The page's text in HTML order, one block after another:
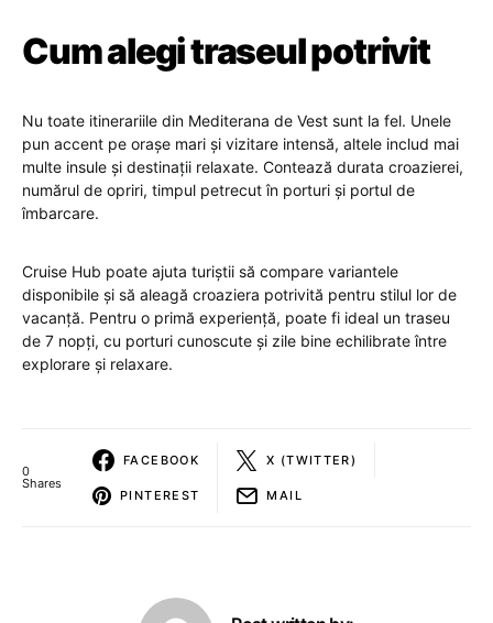
Cum alegi traseul potrivit
Nu toate itinerariile din Mediterana de Vest sunt la fel. Unele
pun accent pe orașe mari și vizitare intensă, altele includ mai
multe insule și destinații relaxate. Contează durata croazierei,
numărul de opriri, timpul petrecut în porturi și portul de
îmbarcare.
Cruise Hub poate ajuta turiștii să compare variantele
disponibile și să aleagă croaziera potrivită pentru stilul lor de
vacanță. Pentru o primă experiență, poate fi ideal un traseu
de 7 nopți, cu porturi cunoscute și zile bine echilibrate între
explorare și relaxare.
0
Shares
FACEBOOK X (TWITTER)
PINTEREST MAIL